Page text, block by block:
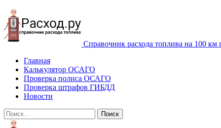
Справочник расхода топлива на 100 км
Главная
Калькулятор ОСАГО
Проверка полиса ОСАГО
Проверка штрафов ГИБДД
Новости